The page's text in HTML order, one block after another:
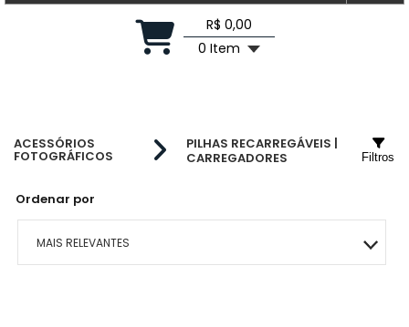
R$ 0,00
0 Item
ACESSÓRIOS
FOTOGRÁFICOS
PILHAS RECARREGÁVEIS |
CARREGADORES
Ordenar por
MAIS RELEVANTES
Filtros